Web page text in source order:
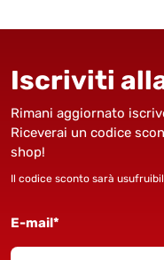
Iscriviti
Rimani aggiornato
Riceverai un codice
shop!
Il codice sconto sarà
E-mail*